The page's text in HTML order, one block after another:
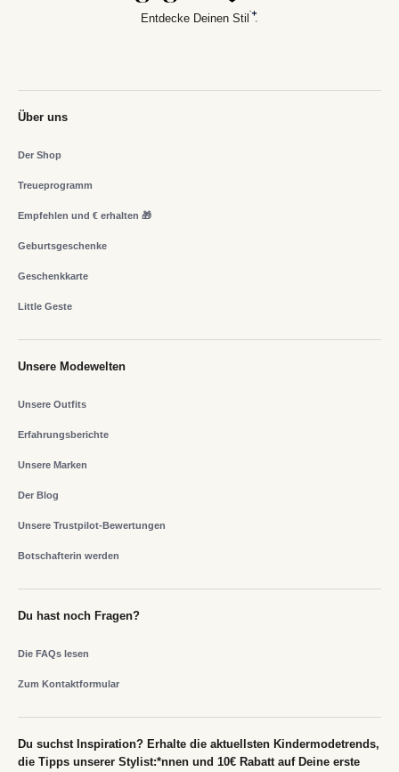
Entdecke Deinen Stil
Über uns
Der Shop
Treueprogramm
Empfehlen und € erhalten 🎁
Geburtsgeschenke
Geschenkkarte
Little Geste
Unsere Modewelten
Unsere Outfits
Erfahrungsberichte
Unsere Marken
Der Blog
Unsere Trustpilot-Bewertungen
Botschafterin werden
Du hast noch Fragen?
Die FAQs lesen
Zum Kontaktformular
Du suchst Inspiration? Erhalte die aktuellsten Kindermodetrends,
die Tipps unserer Stylist:*nnen und 10€ Rabatt auf Deine erste